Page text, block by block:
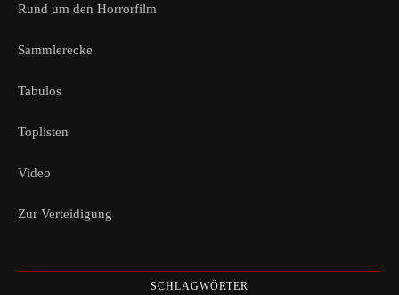
Rund um den Horrorfilm
Sammlerecke
Tabulos
Toplisten
Video
Zur Verteidigung
SCHLAGWÖRTER